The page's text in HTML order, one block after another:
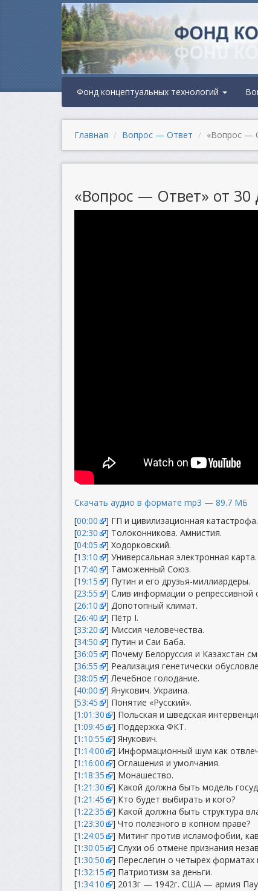
Фонд концептуальных технологий
Главная Вопрос — Ответ «Вопрос —
«Вопрос — Ответ» от 30
Скачать аудио в формате mp3 — 89.7 МБ
[00:00
] ГП и цивилизационная катастрофа.
[02:30
] Толоконникова. Амнистия.
[04:05
] Ходорковский.
[13:10
] Универсальная электронная
[17:40
] Таможенный Союз.
[19:15
] Путин и его друзья-миллиардеры.
[23:55
] Слив информации о репрессивной
[26:10
] Допотопный климат.
[26:40
] Пётр I.
[33:20
] Миссия человечества.
[34:50
] Путин и Саи Баба.
[36:05
] Почему Белоруссия и Казахстан
[36:55
] Реализация генетически
[38:05
] Лечебное голодание.
[40:00
] Янукович. Украина.
[53:45
] Понятие «Русский».
[1:01:30
] Польская и шведская
[1:09:45
] Поддержка ФКТ.
[1:10:55
] Янукович.
[1:14:00
] Информационный шум как
[1:16:00
] Оглашения и умолчания.
[1:18:35
] Монашество.
[1:21:30
] Какой должна быть модель
[1:21:45
] Кто будет выбирать и кого?
[1:22:35
] Какой должна быть структура
[1:23:30
] Что полезного в копном праве?
[1:24:05
] Митинг против исламофобии,
[1:30:05
] Слухи об отмене признания
[1:30:50
] Переслегин о четырех
[1:32:15
] Патриотизм за деньги.
[1:34:10 ] 2013г — 1942г. США — армия